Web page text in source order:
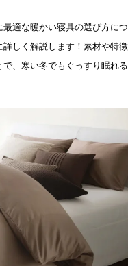
最適な暖かい寝具の選び方に
詳しく解説します！素材や特
で、寒い冬でもぐっすり眠れ